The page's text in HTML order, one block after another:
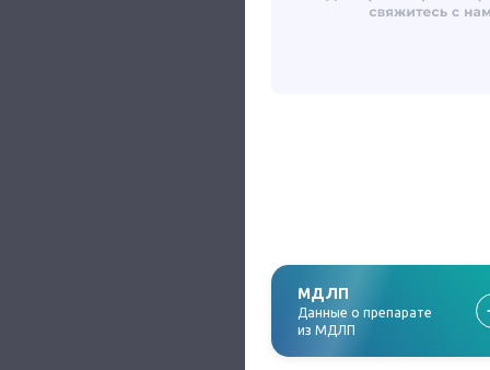
МДЛП
Данные о препарате
из МДЛП